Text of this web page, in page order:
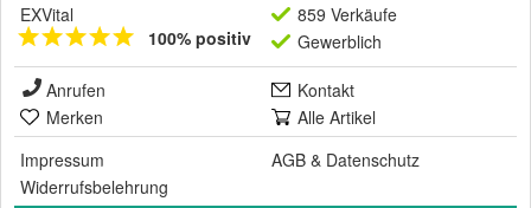
EXVital
100% positiv
859 Verkäufe
Gewerblich
Anrufen
Kontakt
Merken
Alle Artikel
Impressum
AGB & Datenschutz
Widerrufsbelehrung